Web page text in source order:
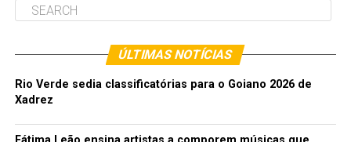
ÚLTIMAS NOTÍCIAS
Rio Verde sedia classificatórias para o Goiano 2026 de
Xadrez